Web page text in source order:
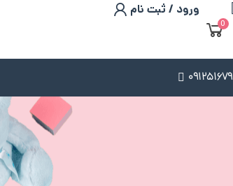
0
ورود / ثبت نام